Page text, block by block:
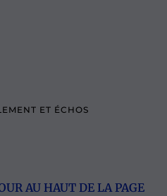
ET ÉCHOS
AU HAUT DE LA PAGE